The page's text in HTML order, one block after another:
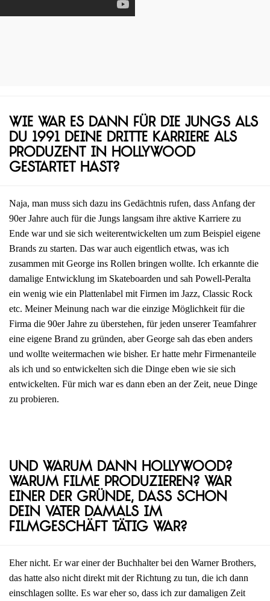
Wie war es dann für die Jungs als
du 1991 deine dritte Karriere als
Produzent in Hollywood
gestartet hast?
Naja, man muss sich dazu ins Gedächtnis rufen, dass Anfang der
90er Jahre auch für die Jungs langsam ihre aktive Karriere zu
Ende war und sie sich weiterentwickelten um zum Beispiel eigene
Brands zu starten. Das war auch eigentlich etwas, was ich
zusammen mit George ins Rollen bringen wollte. Ich erkannte die
damalige Entwicklung im Skateboarden und sah Powell-Peralta
ein wenig wie ein Plattenlabel mit Firmen im Jazz, Classic Rock
etc. Meiner Meinung nach war die einzige Möglichkeit für die
Firma die 90er Jahre zu überstehen, für jeden unserer Teamfahrer
eine eigene Brand zu gründen, aber George sah das eben anders
und wollte weitermachen wie bisher. Er hatte mehr Firmenanteile
als ich und so entwickelten sich die Dinge eben wie sie sich
entwickelten. Für mich war es dann eben an der Zeit, neue Dinge
zu probieren.
Und warum dann Hollywood?
Warum Filme produzieren? War
einer der Gründe, dass schon
dein Vater damals im
Filmgeschäft tätig war?
Eher nicht. Er war einer der Buchhalter bei den Warner Brothers,
das hatte also nicht direkt mit der Richtung zu tun, die ich dann
einschlagen sollte. Es war eher so, dass ich zur damaligen Zeit